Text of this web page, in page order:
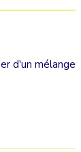
d'un mélange